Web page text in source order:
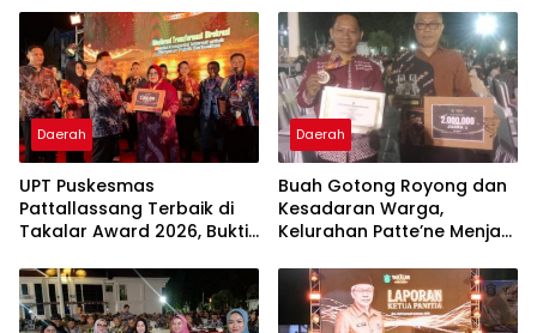
Daerah
UPT Puskesmas
Pattallassang Terbaik di
Takalar Award 2026, Bukti
Pelayanan Kesehatan
Berkualitas
Daerah
Buah Gotong Royong dan
Kesadaran Warga,
Kelurahan Patte’ne Menjadi
2026